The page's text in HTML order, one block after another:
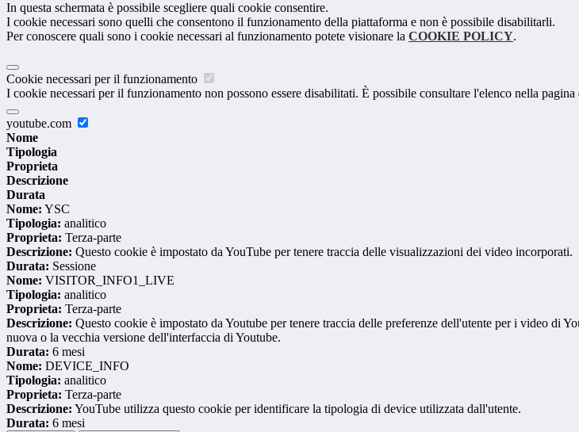
In questa schermata è possibile scegliere quali cookie consentire.
I cookie necessari sono quelli che consentono il funzionamento della piattaforma e non è possibile disabilitarli.
Per conoscere quali sono i cookie necessari al funzionamento potete visionare la COOKIE POLICY.
Cookie necessari per il funzionamento
I cookie necessari per il funzionamento non possono essere disabilitati. È possibile consultare l'elenco nella
youtube.com
Nome
Tipologia
Proprieta
Descrizione
Durata
Nome: YSC
Tipologia: analitico
Proprieta: Terza-parte
Descrizione: Questo cookie è impostato da YouTube per tenere traccia delle visualizzazioni dei video incorporati.
Durata: Sessione
Nome: VISITOR_INFO1_LIVE
Tipologia: analitico
Proprieta: Terza-parte
Descrizione: Questo cookie è impostato da Youtube per tenere traccia delle preferenze dell'utente per i video di
nuova o la vecchia versione dell'interfaccia di Youtube.
Durata: 6 mesi
Nome: DEVICE_INFO
Tipologia: analitico
Proprieta: Terza-parte
Descrizione: YouTube utilizza questo cookie per identificare la tipologia di device utilizzata dall'utente.
Durata: 6 mesi